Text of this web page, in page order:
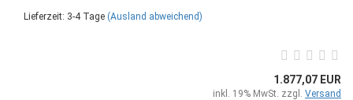
Lieferzeit: 3-4 Tage (Ausland abweichend)
1.877,07 EUR
inkl. 19% MwSt. zzgl. Versand